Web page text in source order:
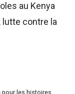
au Kenya
lutte contre la
pour les histoires